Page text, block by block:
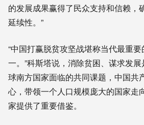
的发展成果赢得了民众支持和信赖，
延续性。”
“中国打赢脱贫攻坚战堪称当代最重
一。”科斯塔说，消除贫困、谋求发
球南方国家面临的共同课题，中国共
心，带领一个人口规模庞大的国家走
家提供了重要借鉴。